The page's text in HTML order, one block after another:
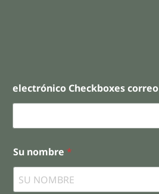
electrónico Checkboxes correo
Su nombre *